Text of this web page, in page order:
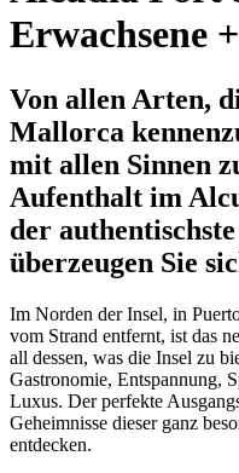
Erwachsene
Von allen Arten,
Mallorca
mit allen Sinnen
Aufenthalt im
der
überzeugen Sie
Im Norden der Insel, in
vom Strand entfernt, ist das
all dessen, was die Insel zu
Gastronomie, Entspannung,
Luxus. Der perfekte
Geheimnisse dieser ganz
entdecken.